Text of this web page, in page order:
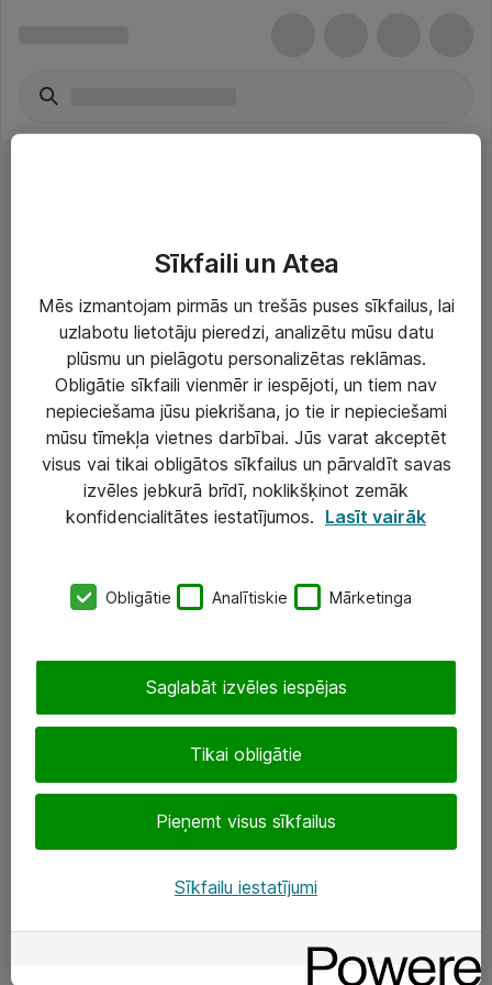
Risinājumi & Pakalpojumi
IT serviss un atbalsts
IT infrastruktūra
Darba vietu IT risinājumi
SIA „ATEA”
+(371) 67 81 90 50
eShop@atea.lv
Sekojiet mums
Sīkfaili un Atea
Mēs izmantojam pirmās un trešās puses sīkfailus, lai
uzlabotu lietotāju pieredzi, analizētu mūsu datu
plūsmu un pielāgotu personalizētas reklāmas.
Obligātie sīkfaili vienmēr ir iespējoti, un tiem nav
nepieciešama jūsu piekrišana, jo tie ir nepieciešami
mūsu tīmekļa vietnes darbībai. Jūs varat akceptēt
visus vai tikai obligātos sīkfailus un pārvaldīt savas
izvēles jebkurā brīdī, noklikšķinot zemāk
konfidencialitātes iestatījumos. Lasīt vairāk
Obligātie Analītiskie Mārketinga
Tikai obligātie
Pieņemt visus sīkfailus
Saglabāt izvēles iespējas
Sīkfailu iestatījumi